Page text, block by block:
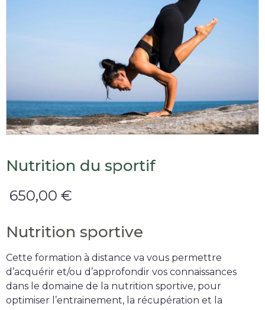
Nutrition du sportif
650,00 €
Nutrition sportive
Cette formation à distance va vous permettre
d’acquérir et/ou d’approfondir vos connaissances
dans le domaine de la nutrition sportive, pour
optimiser l’entrainement, la récupération et la